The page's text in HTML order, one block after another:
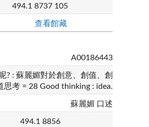
494.1 8737 105
查看館藏
A00186443
? : 蘇麗媚對於創意、創值、創
思考 = 28 Good thinking : idea.
蘇麗媚 口述
494.1 8856